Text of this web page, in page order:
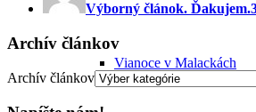
Vianoce v Malackách
Výborný článok. Ďakujem.
Archív článkov
Archív článkov